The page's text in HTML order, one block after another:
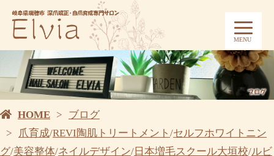
MENU
HOME
ブログ
爪育成/REVI陶肌トリートメント /セルフホワイトニン
グ/美容整体/ネイルデザイン/ 日本増毛スクール大垣校/ルビ